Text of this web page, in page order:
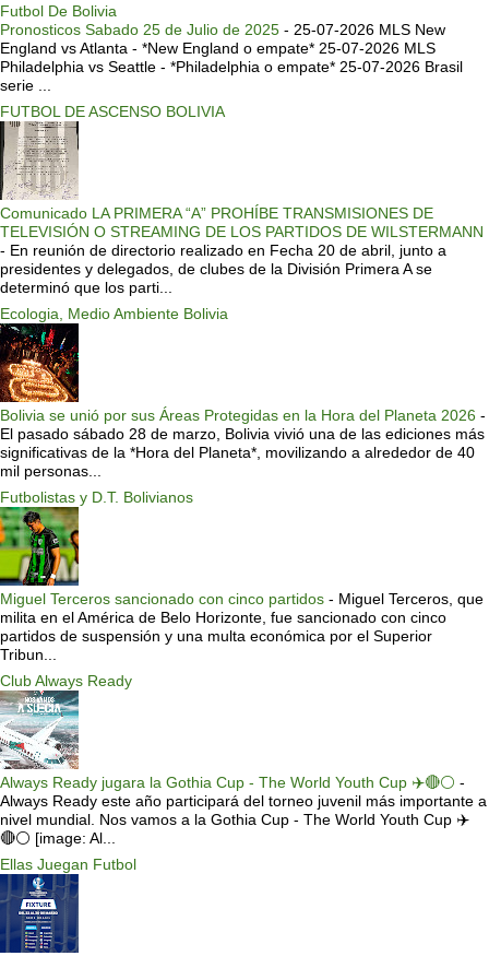
Futbol De Bolivia
Pronosticos Sabado 25 de Julio de 2025 - 25-07-2026 MLS New
England vs Atlanta - *New England o empate* 25-07-2026 MLS
Philadelphia vs Seattle - *Philadelphia o empate* 25-07-2026 Brasil
serie ...
FUTBOL DE ASCENSO BOLIVIA
Comunicado LA PRIMERA “A” PROHÍBE TRANSMISIONES DE
TELEVISIÓN O STREAMING DE LOS PARTIDOS DE WILSTERMANN
- En reunión de directorio realizado en Fecha 20 de abril, junto a
presidentes y delegados, de clubes de la División Primera A se
determinó que los parti...
Ecologia, Medio Ambiente Bolivia
Bolivia se unió por sus Áreas Protegidas en la Hora del Planeta 2026 -
El pasado sábado 28 de marzo, Bolivia vivió una de las ediciones más
significativas de la *Hora del Planeta*, movilizando a alrededor de 40
mil personas...
Futbolistas y D.T. Bolivianos
Miguel Terceros sancionado con cinco partidos - Miguel Terceros, que
milita en el América de Belo Horizonte, fue sancionado con cinco
partidos de suspensión y una multa económica por el Superior
Tribun...
Club Always Ready
Always Ready jugara la Gothia Cup - The World Youth Cup ✈️🔴⚪️ -
Always Ready este año participará del torneo juvenil más importante a
nivel mundial. Nos vamos a la Gothia Cup - The World Youth Cup ✈️
🔴⚪️ [image: Al...
Ellas Juegan Futbol